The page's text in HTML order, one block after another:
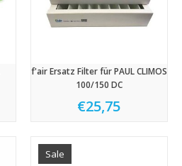
f'air Ersatz Filter für PAUL CLIMOS
100/150 DC
€25,75
Sale